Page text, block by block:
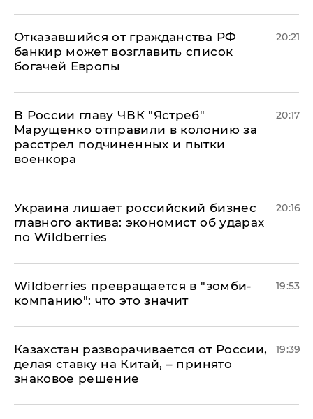
Отказавшийся от гражданства РФ
банкир может возглавить список
богачей Европы
20:21
В России главу ЧВК "Ястреб"
Марущенко отправили в колонию за
расстрел подчиненных и пытки
военкора
20:17
​Украина лишает российский бизнес
главного актива: экономист об ударах
по Wildberries
20:16
Wildberries превращается в "зомби-
компанию": что это значит
19:53
Казахстан разворачивается от России,
делая ставку на Китай, – принято
знаковое решение
19:39